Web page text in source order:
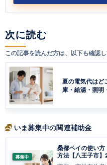
次に読む
この記事を読んだ方は、以下も確認し
夏の電気代はど
庫・給湯・照明
いま募集中の関連補助金
募集中
桑都ペイの使い
方法【八王子市